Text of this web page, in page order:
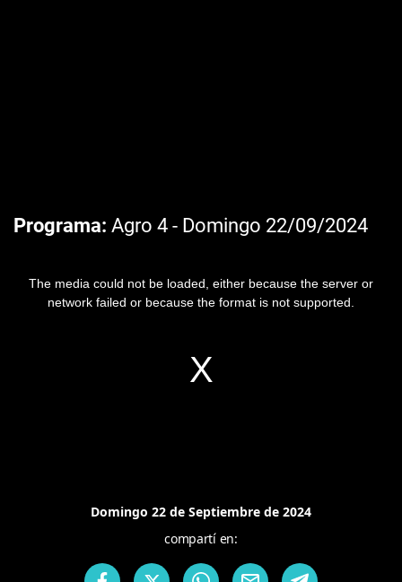
Programa Agro 4 - Domingo 22/09/2024
The media could not be loaded, either because the server or
network failed or because the format is not supported.
Domingo 22 de Septiembre de 2024
compartí en: